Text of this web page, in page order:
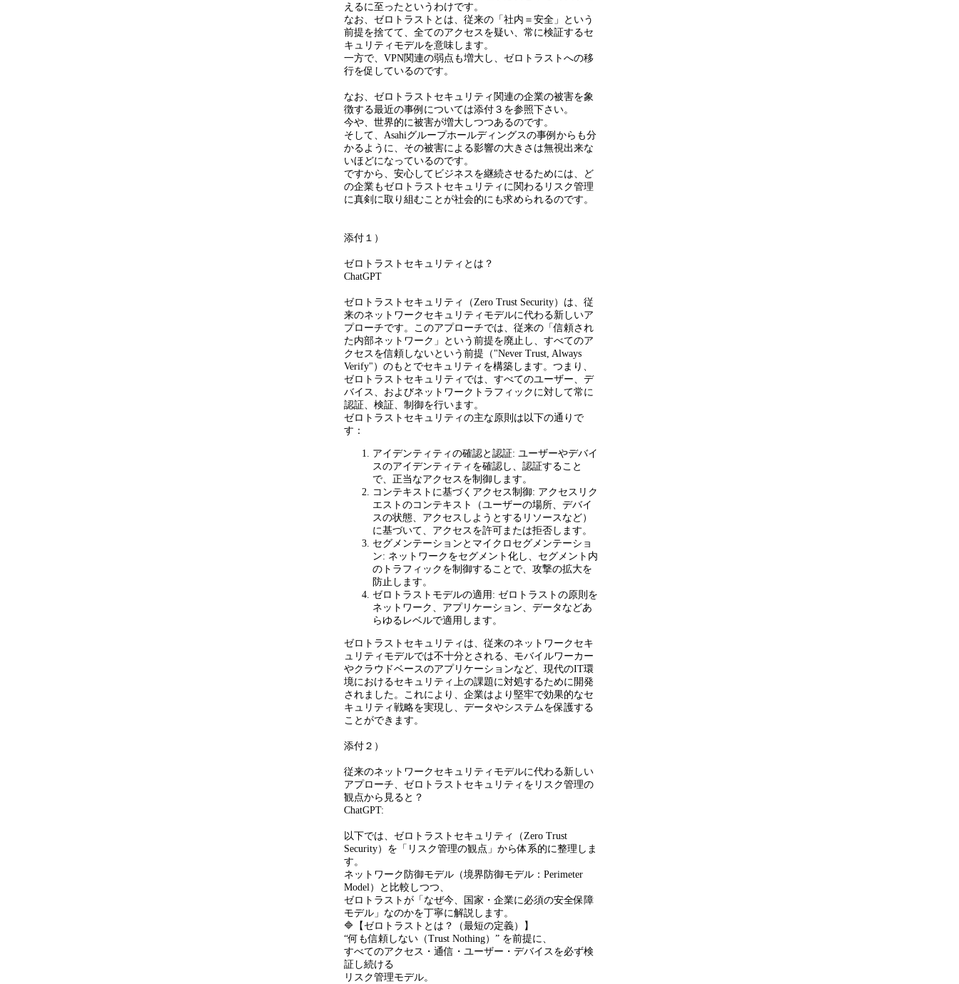
えるに至ったというわけです。
なお、ゼロトラストとは、従来の「社内＝安全」という
前提を捨てて、全てのアクセスを疑い、常に検証するセ
キュリティモデルを意味します。
一方で、 VPN関連の弱点も増大し、ゼロトラストへの移
行を促しているのです。
なお、ゼロトラストセキュリティ関連の企業の被害を象
徴する最近の事例については添付３を参照下さい。
今や、世界的に被害が増大しつつあるのです。
そして、 Asahiグループホールディングスの事例からも分
かるように、その被害による影響の大きさは無視出来な
いほどになっているのです。
ですから、安心してビジネスを継続させるためには、ど
の企業もゼロトラストセキュリティに関わるリスク管理
に真剣に取り組むことが社会的にも求められるのです。
添付１）
ゼロトラストセキュリティとは？
ChatGPT
ゼロトラストセキュリティ（Zero Trust Security）は、従
来のネットワークセキュリティモデルに代わる新しいア
プローチです。このアプローチでは、従来の「信頼され
た内部ネットワーク」という前提を廃止し、すべてのア
クセスを信頼しないという前提（ "Never Trust, Always
Verify" ）のもとでセキュリティを構築します。つまり、
ゼロトラストセキュリティでは、すべてのユーザー、デ
バイス、およびネットワークトラフィックに対して常に
認証、検証、制御を行います。
ゼロトラストセキュリティの主な原則は以下の通りで
す：
アイデンティティの確認と認証: ユーザーやデバイ
スのアイデンティティを確認し、認証すること
で、正当なアクセスを制御します。
コンテキストに基づくアクセス制御: アクセスリク
エストのコンテキスト（ユーザーの場所、デバイ
スの状態、アクセスしようとするリソースなど）
に基づいて、アクセスを許可または拒否します。
セグメンテーションとマイクロセグメンテーショ
ン: ネットワークをセグメント化し、セグメント内
のトラフィックを制御することで、攻撃の拡大を
防止します。
ゼロトラストモデルの適用 : ゼロトラストの原則を
ネットワーク、アプリケーション、データなどあ
らゆるレベルで適用します。
ゼロトラストセキュリティは、従来のネットワークセキ
ュリティモデルでは不十分とされる、モバイルワーカー
やクラウドベースのアプリケーションなど、現代のIT環
境におけるセキュリティ上の課題に対処するために開発
されました。これにより、企業はより堅牢で効果的なセ
キュリティ戦略を実現し、データやシステムを保護する
ことができます。
添付２）
従来のネットワークセキュリティモデルに代わる新しい
アプローチ、ゼロトラストセキュリティをリスク管理の
観点から見ると？
ChatGPT:
以下では、ゼロトラストセキュリティ（Zero Trust
Security）を「リスク管理の観点」から体系的に整理しま
す。
ネットワーク防御モデル（境界防御モデル： Perimeter
Model）と比較しつつ、
ゼロトラストが「なぜ今、国家・企業に必須の安全保障
モデル」なのかを丁寧に解説します。
🔷【ゼロトラストとは？（最短の定義）】
“何も信頼しない（Trust Nothing） ” を前提に、
すべてのアクセス・通信・ユーザー・デバイスを必ず検
証し続ける
リスク管理モデル。